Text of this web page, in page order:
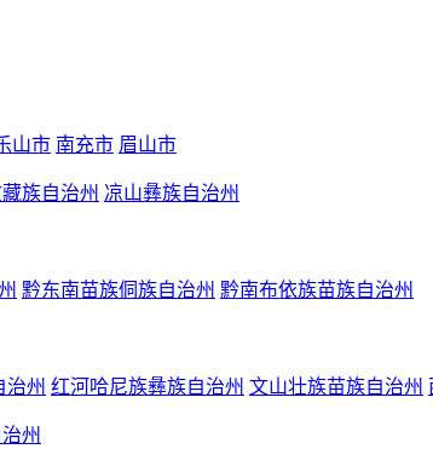
山市 南充市 眉山市
族自治州 凉山彝族自治州
黔东南苗族侗族自治州 黔南布依族苗族自治州
治州 红河哈尼族彝族自治州 文山壮族苗族自治州
州